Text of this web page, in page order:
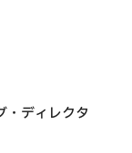
・ディレクタ